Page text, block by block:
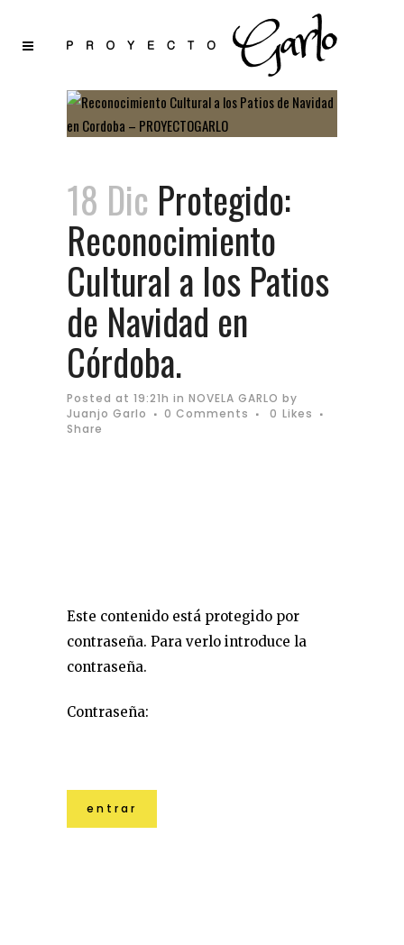
18 Dic Protegido:
Reconocimiento
Cultural a los Patios
de Navidad en
Córdoba.
Posted at 19:21h in NOVELA GARLO by
Juanjo Garlo
0 Comments 0 Likes
Share
Este contenido está protegido por
contraseña. Para verlo introduce la
contraseña.
Contraseña: